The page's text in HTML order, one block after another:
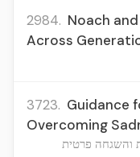
2984. Noach
Across
3723. Guidance
Overcoming
והשגחה פרטית